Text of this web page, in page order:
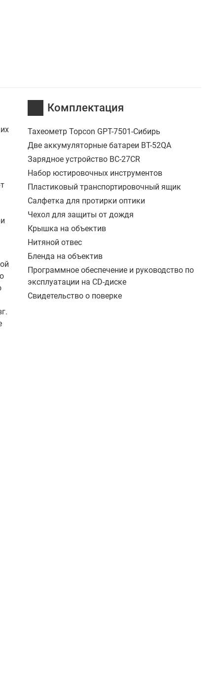
Комплектация
Тахеометр Topcon GPT-7501-Сибирь
Две аккумуляторные батареи BT-52QA
Зарядное устройство BC-27CR
Набор юстировочных инструментов
Пластиковый транспортировочный ящик
Салфетка для протирки оптики
Чехол для защиты от дождя
Крышка на объектив
Нитяной отвес
Бленда на объектив
Программное обеспечение и руководство по
эксплуатации на CD-диске
Свидетельство о поверке